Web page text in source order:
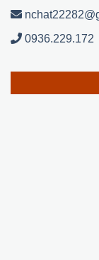
0936.229.172